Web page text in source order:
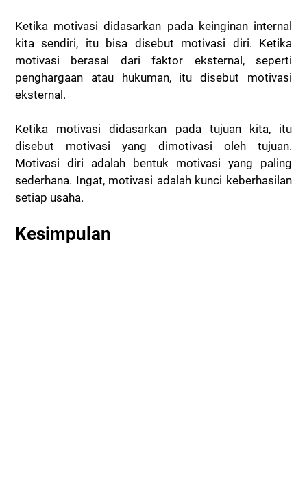
Ketika motivasi didasarkan pada keinginan internal
kita sendiri, itu bisa disebut motivasi diri. Ketika
motivasi berasal dari faktor eksternal, seperti
penghargaan atau hukuman, itu disebut motivasi
eksternal.
Ketika motivasi didasarkan pada tujuan kita, itu
disebut motivasi yang dimotivasi oleh tujuan.
Motivasi diri adalah bentuk motivasi yang paling
sederhana. Ingat, motivasi adalah kunci keberhasilan
setiap usaha.
Kesimpulan